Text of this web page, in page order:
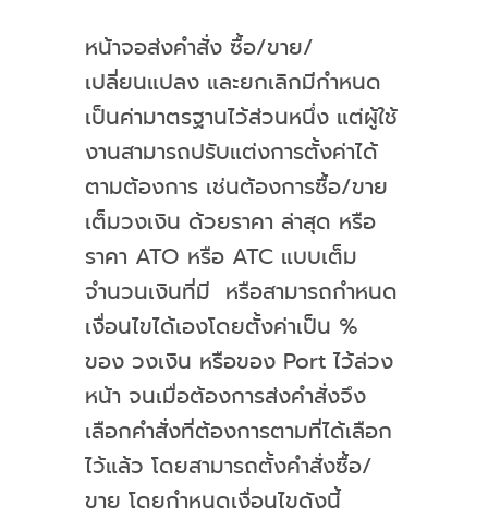
หน้าจอส่งคำสั่ง ซื้อ/ขาย/
เปลี่ยนแปลง และยกเลิกมีกำหนด
เป็นค่ามาตรฐานไว้ส่วนหนึ่ง แต่ผู้ใช้
งานสามารถปรับแต่งการตั้งค่าได้
ตามต้องการ เช่นต้องการซื้อ/ขาย
เต็มวงเงิน ด้วยราคา ล่าสุด หรือ
ราคา ATO หรือ ATC แบบเต็ม
จำนวนเงินที่มี หรือสามารถกำหนด
เงื่อนไขได้เองโดยตั้งค่าเป็น %
ของ วงเงิน หรือของ Port ไว้ล่วง
หน้า จนเมื่อต้องการส่งคำสั่งจึง
เลือกคำสั่งที่ต้องการตามที่ได้เลือก
ไว้แล้ว โดยสามารถตั้งคำสั่งซื้อ/
ขาย โดยกำหนดเงื่อนไขดังนี้